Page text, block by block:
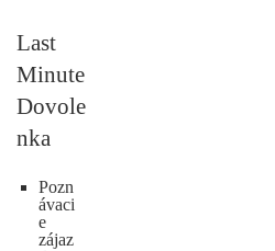
Last
Minute
Dovole
nka
Pozn
ávaci
e
zájaz